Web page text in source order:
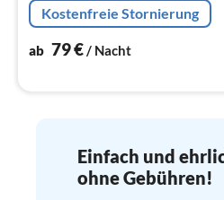
Kostenfreie Stornierung
ab 79€/ Nacht
Einfach und
ohne Gebühren!